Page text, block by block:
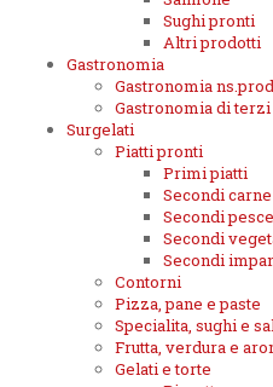
Sughi pronti
Altri prodotti
Gastronomia
Gastronomia
Gastronomia di terzi
Surgelati
Piatti pronti
Primi piatti
Secondi carne
Secondi pesce
Secondi
Secondi
Contorni
Pizza, pane e paste
Specialita, sughi e
Frutta, verdura e
Gelati e torte